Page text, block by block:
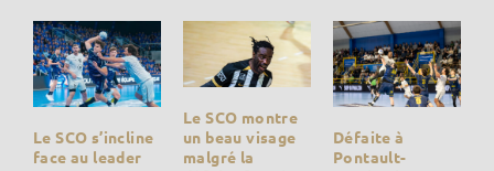
Le SCO s’incline
face au leader
Le SCO montre
un beau visage
malgré la
Défaite à
Pontault-